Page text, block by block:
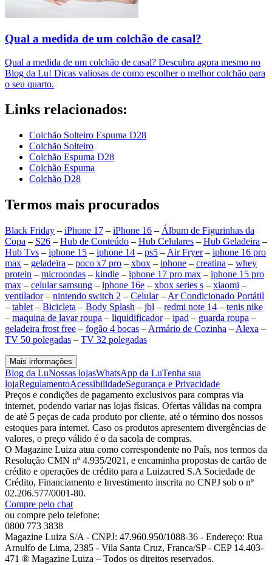
Qual a medida de um colchão de casal?
Qual a medida de um colchão de casal? Descubra agora mesmo no
Blog da Lu! Dicas valiosas de como escolher o melhor colchão para
o seu quarto.
Links relacionados:
Colchão Solteiro Espuma D28
Colchão Solteiro
Colchão Espuma D28
Colchão Espuma
Colchão D28
Termos mais procurados
Black Friday – iPhone 17 – iPhone 16 – Álbum de Figurinhas da
Copa – S26 – Hub de Conteúdo – Hub Celulares – Hub Geladeira –
Hub Tvs – iphone 15 – iphone 14 – ps5 – Air Fryer– iphone 16 pro
max – geladeira – poco x7 pro – xbox – iphone – creatina – whey
protein – microondas – kindle – iphone 17 pro max – iphone 15 pro
max – celular samsung – iphone 16e – xbox series s – xiaomi –
ventilador– nintendo switch 2 – Celular– Ar Condicionado Portátil
– tablet – Bicicleta – Body Splash – jbl – redmi note 14 – tenis nike
– maquina de lavar roupa – liquidificador– ipad – guarda roupa –
geladeira frost free – fogão 4 bocas – Armário de Cozinha – Alexa –
TV 50 polegadas – TV 32 polegadas
Mais informações
Blog da LuNossas lojasWhatsApp da LuTenha sua
lojaRegulamentoAcessibilidadeSegurança e Privacidade
Preços e condições de pagamento exclusivos para compras via
internet, podendo variar nas lojas físicas. Ofertas válidas na compra
de até 5 peças de cada produto por cliente, até o término dos nossos
estoques para internet. Caso os produtos apresentem divergências de
valores, o preço válido é o da sacola de compras.
O Magazine Luiza atua como correspondente no País, nos termos da
Resolução CMN nº 4.935/2021, e encaminha propostas de cartão de
crédito e operações de crédito para a Luizacred S.A Sociedade de
Crédito, Financiamento e Investimento inscrita no CNPJ sob o nº
02.206.577/0001-80.
Compre pelo chat
ou compre pelo telefone:
0800 773 3838
Magazine Luiza S/A - CNPJ: 47.960.950/1088-36 - Endereço: Rua
Arnulfo de Lima, 2385 - Vila Santa Cruz, Franca/SP - CEP 14.403-
471 ® Magazine Luiza – Todos os direitos reservados.